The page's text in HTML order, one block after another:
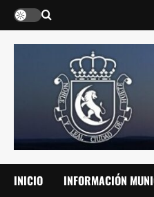
Saltar
contenido
INICIO INFORMACIÓN